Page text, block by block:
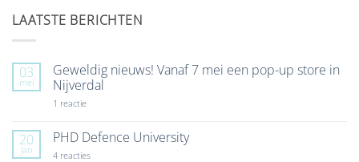
LAATSTE BERICHTEN
03
mei
Geweldig nieuws! Vanaf 7 mei een pop-up store in
Nijverdal
1 reactieop
Vanaf
7
mei
20
jan
PHD Defence University
4 reactiesop